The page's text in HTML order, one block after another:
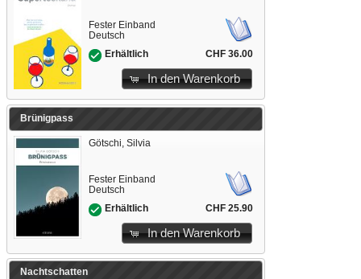
Fester Einband
Deutsch
Erhältlich
CHF 36.00
In den Warenkorb
Brünigpass
Götschi, Silvia
Fester Einband
Deutsch
Erhältlich
CHF 25.90
In den Warenkorb
Nachtschatten